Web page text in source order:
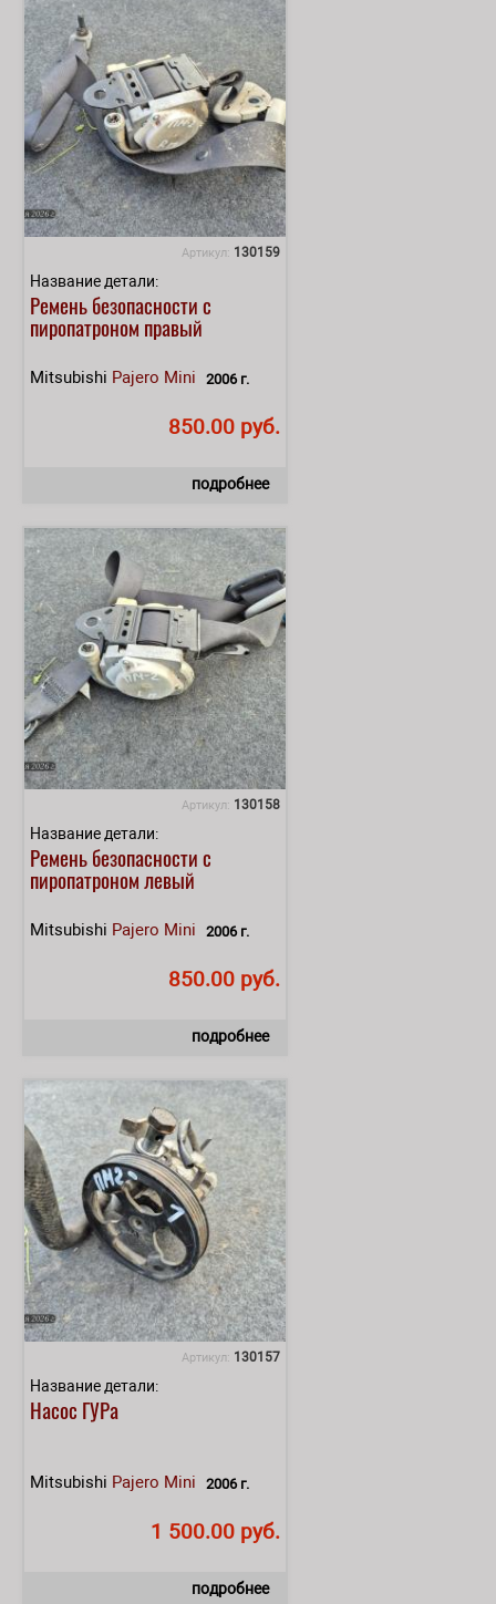
Артикул: 130159
Название детали:
Ремень безопасности с
пиропатроном правый
Mitsubishi Pajero Mini 2006 г.
850.00 руб.
подробнее
Артикул: 130158
Название детали:
Ремень безопасности с
пиропатроном левый
Mitsubishi Pajero Mini 2006 г.
850.00 руб.
подробнее
Артикул: 130157
Название детали:
Насос ГУРа
Mitsubishi Pajero Mini 2006 г.
1 500.00 руб.
подробнее